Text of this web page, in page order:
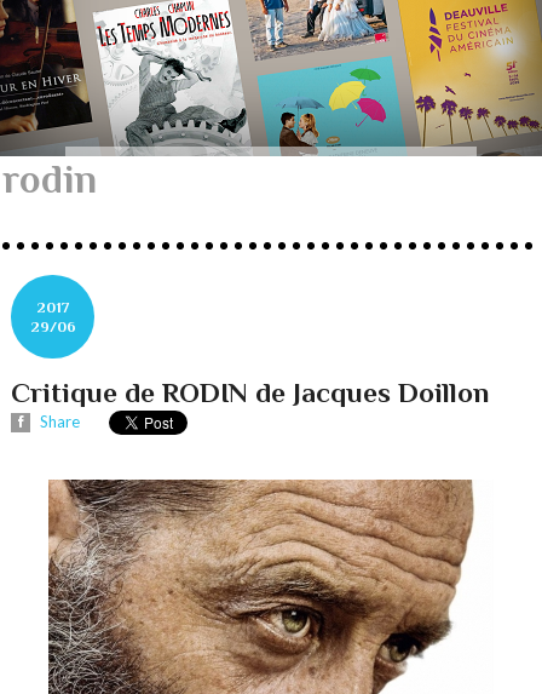
rodin
2017
29/06
Critique de RODIN de Jacques Doillon
Share